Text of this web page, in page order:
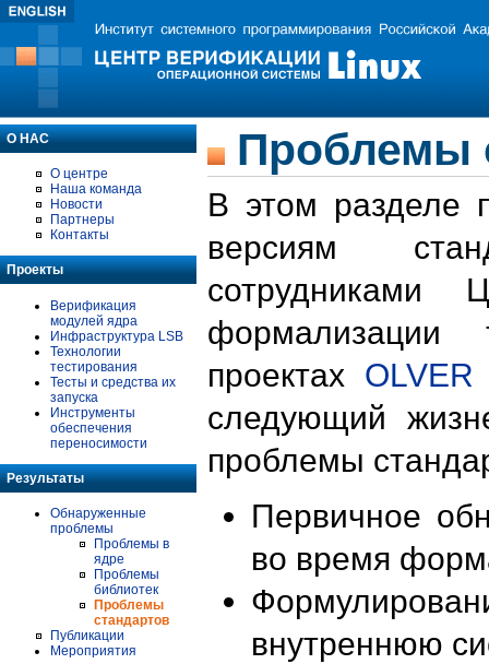
О НАС
О центре
Наша команда
Новости
Партнеры
Контакты
Проекты
Верификация
модулей ядра
Инфраструктура LSB
Технологии
тестирования
Тесты и средства их
запуска
Инструменты
обеспечения
переносимости
Результаты
Обнаруженные
проблемы
Проблемы в
ядре
Проблемы
библиотек
Проблемы
стандартов
Публикации
Мероприятия
Проблемы
В этом разделе
версиям
формализации
проектах OLVER
следующий
проблемы
Первичное
во время
внутреннюю